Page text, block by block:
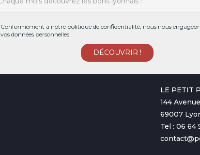
Conformément à notre politique de confidentialité, nous nous
vos données personnelles.
LE PETIT
144
69007
Tel : 06 64